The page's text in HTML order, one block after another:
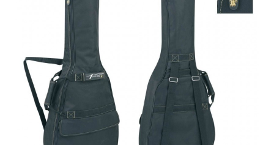
ΑΞΕΣΟΥΑΡ - ΑΝΤΑΛΛΑΚΤΙΚΑ ΚΙΘΑΡΑΣ ΜΠΑΣΟΥ
ΤΕΤΡΑΔΙΑ-DVD-CD